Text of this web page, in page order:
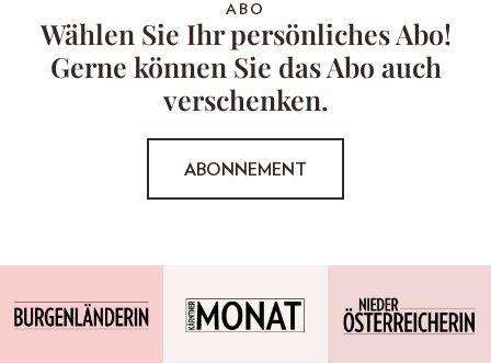
ABO
Wählen Sie Ihr persönliches Abo!
Gerne können Sie das Abo auch
verschenken.
ABONNEMENT